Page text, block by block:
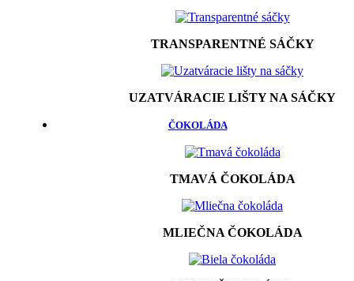
TRANSPARENTNÉ SÁČKY
UZATVÁRACIE LIŠTY NA SÁČKY
ČOKOLÁDA
TMAVÁ ČOKOLÁDA
MLIEČNA ČOKOLÁDA